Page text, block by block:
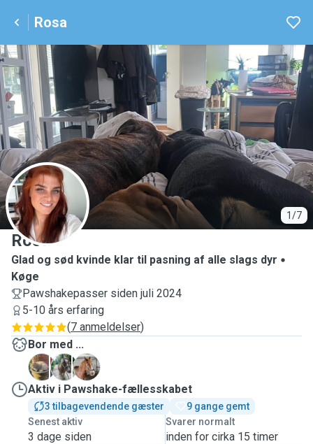
Rosa
1/7
R
Rosa
Glad og sød kvinde klar til pasning af alle slags dyr
Køge
Pawshakepasser siden juli 2024
5-10 års erfaring
(7 anmeldelser)
Bor med ...
E
H
M
Aktiv i Pawshake-fællesskabet
3 tilbagevendende gæster
9 gange gemt
Senest aktiv
3 dage siden
Svarer normalt
inden for cirka 15 timer